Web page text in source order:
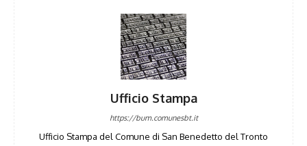
Ufficio Stampa
https://bum.comunesbt.it
Ufficio Stampa del Comune di San Benedetto del Tronto